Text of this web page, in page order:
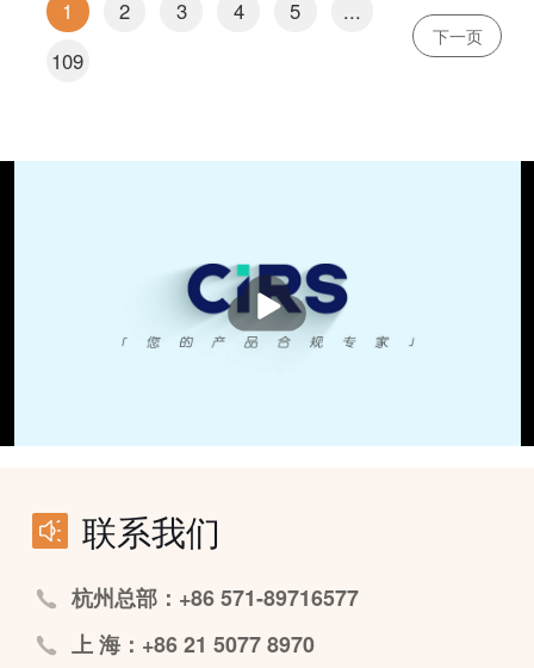
1 2 3 4 5
...
109
下一页
播
放
联系我们
杭州总部：+86 571-89716577
上 海：+86 21 5077 8970